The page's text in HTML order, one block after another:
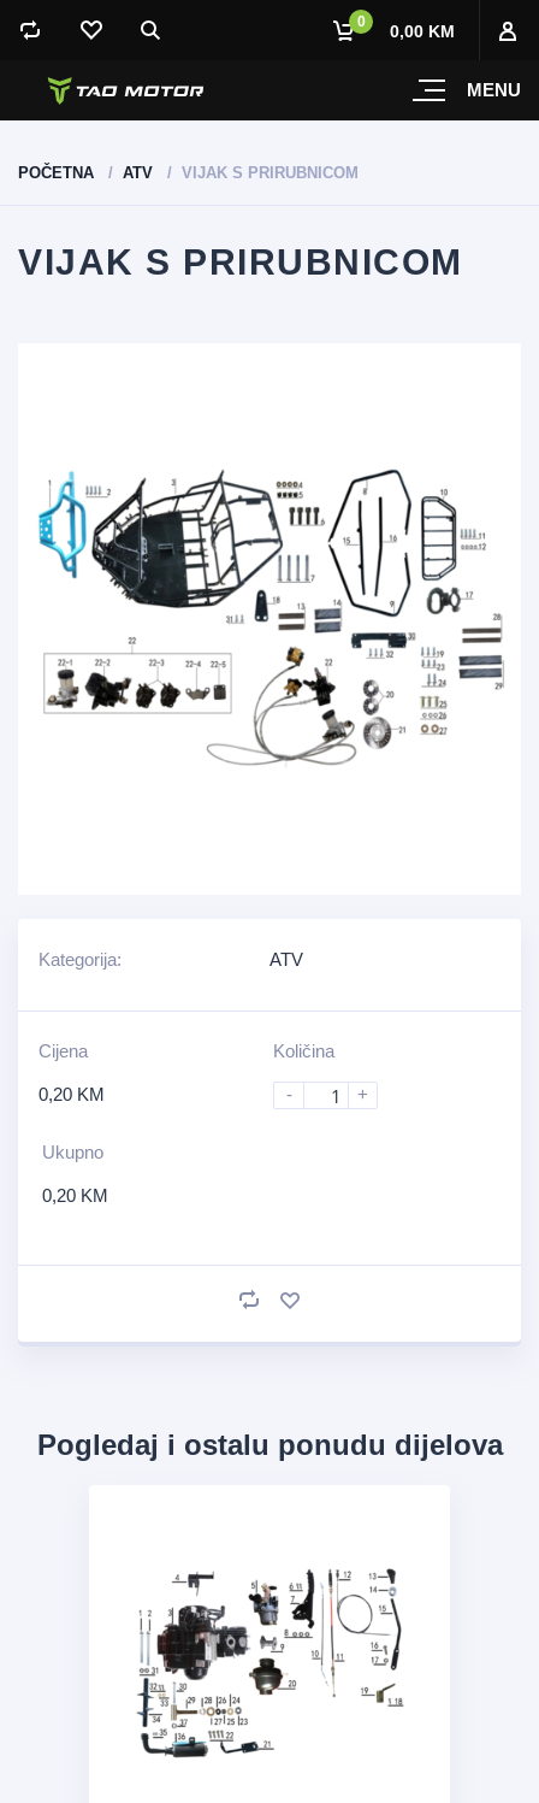
MENU
0 0,00 KM
POČETNA ATV VIJAK S PRIRUBNICOM
VIJAK S PRIRUBNICOM
Kategorija: ATV
Cijena
0,20 KM
Količina
- +
Ukupno
0,20 KM
Pogledaj i ostalu ponudu dijelova